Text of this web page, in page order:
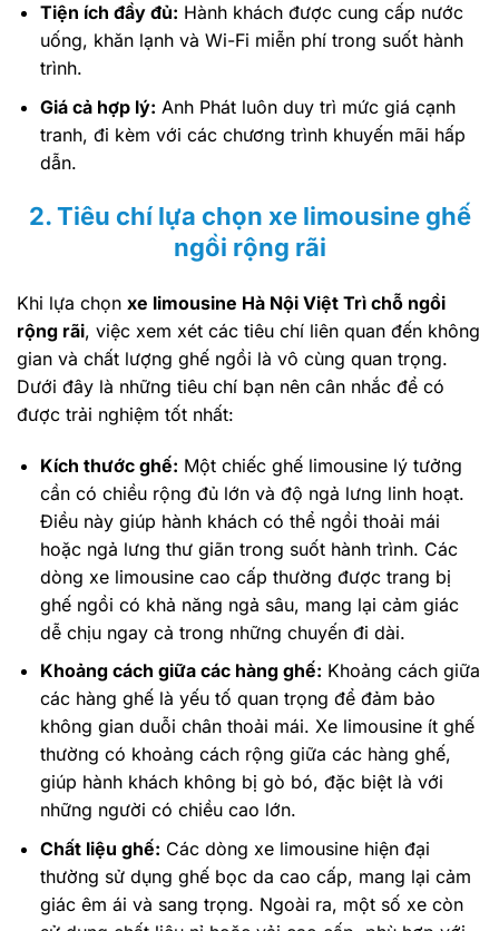
Tiện ích đầy đủ: Hành khách được cung cấp nước
uống, khăn lạnh và Wi-Fi miễn phí trong suốt hành
trình.
Giá cả hợp lý: Anh Phát luôn duy trì mức giá cạnh
tranh, đi kèm với các chương trình khuyến mãi hấp
dẫn.
2. Tiêu chí lựa chọn xe limousine ghế
ngồi rộng rãi
Khi lựa chọn xe limousine Hà Nội Việt Trì chỗ ngồi
rộng rãi, việc xem xét các tiêu chí liên quan đến không
gian và chất lượng ghế ngồi là vô cùng quan trọng.
Dưới đây là những tiêu chí bạn nên cân nhắc để có
được trải nghiệm tốt nhất:
Kích thước ghế: Một chiếc ghế limousine lý tưởng
cần có chiều rộng đủ lớn và độ ngả lưng linh hoạt.
Điều này giúp hành khách có thể ngồi thoải mái
hoặc ngả lưng thư giãn trong suốt hành trình. Các
dòng xe limousine cao cấp thường được trang bị
ghế ngồi có khả năng ngả sâu, mang lại cảm giác
dễ chịu ngay cả trong những chuyến đi dài.
Khoảng cách giữa các hàng ghế: Khoảng cách giữa
các hàng ghế là yếu tố quan trọng để đảm bảo
không gian duỗi chân thoải mái. Xe limousine ít ghế
thường có khoảng cách rộng giữa các hàng ghế,
giúp hành khách không bị gò bó, đặc biệt là với
những người có chiều cao lớn.
Chất liệu ghế: Các dòng xe limousine hiện đại
thường sử dụng ghế bọc da cao cấp, mang lại cảm
giác êm ái và sang trọng. Ngoài ra, một số xe còn